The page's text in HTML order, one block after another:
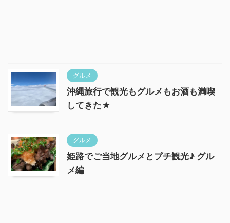
グルメ
沖縄旅行で観光もグルメもお酒も満喫
してきた★
グルメ
姫路でご当地グルメとプチ観光♪ グル
メ編